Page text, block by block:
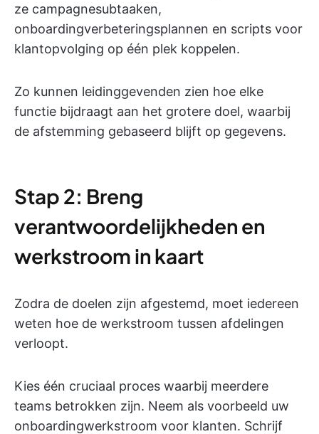
ze campagnesubtaaken,
onboardingverbeteringsplannen en scripts voor
klantopvolging op één plek koppelen.
Zo kunnen leidinggevenden zien hoe elke
functie bijdraagt aan het grotere doel, waarbij
de afstemming gebaseerd blijft op gegevens.
Stap 2: Breng
verantwoordelijkheden en
werkstroom in kaart
Zodra de doelen zijn afgestemd, moet iedereen
weten hoe de werkstroom tussen afdelingen
verloopt.
Kies één cruciaal proces waarbij meerdere
teams betrokken zijn. Neem als voorbeeld uw
onboardingwerkstroom voor klanten. Schrijf